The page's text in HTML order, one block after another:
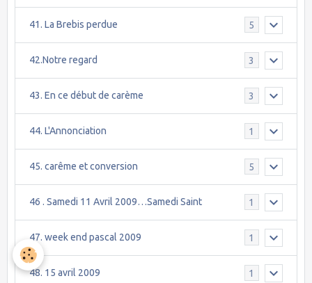
41. La Brebis perdue 5
42.Notre regard 3
43. En ce début de carème 3
44. L'Annonciation 1
45. carême et conversion 5
46 . Samedi 11 Avril 2009…Samedi Saint 1
47. week end pascal 2009 1
48. 15 avril 2009 1